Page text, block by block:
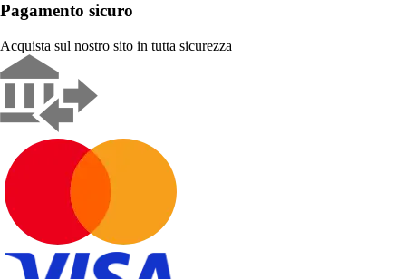
Pagamento sicuro
Acquista sul nostro sito in tutta sicurezza